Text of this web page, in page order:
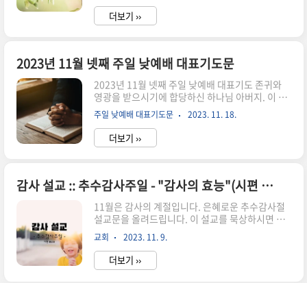
감사합니다. 풀은 마르고 꽃은 떨어지는 세상 속에
서 주님과 시선을 마주하기보다 잠시 있다 사라지
서. 죄로 죽었던 우리를 살리시기 위해 십자가의 고
님의 사랑과 은혜에 감사하지 못하고 배은망덕할
때가 많았음을 회개합니다. 이 시간 은혜의 보좌 앞
으로 더 가까이 나아가는 저희가 되게 하여 주시옵
소서. 다음 세대를 위해 기도합니다. ..
더보기 ››
2023년 11월 넷째 주일 낮예배 대표기도문
2023년 11월 넷째 주일 낮예배 대표기도 존귀와
영광을 받으시기에 합당하신 하나님 아버지. 이 세
상에 참된 평화와 구원을 주시기 위해 다시 오실 예
수님을 소망하고 기다리는 대림절 셋째 주일 예배
로 모이게 하시고 또한 성서 주일로 지키게 하시니
감사합니다. 이 시간 우리가 하나님의 말씀을 받은
주시옵소서. 하나님 아버지. 지난 한 주간 동안도
저희들을 한없는 사랑과 은혜로 인도하시고 보호하
여 주셨음에 감사합니다. 그럼에도 육신의 정욕과
안목의 정욕과 이생의 자랑에 마음을 빼앗겨 부지
불식간에 저지른 불순종과 죄와 허물을 고백하며
회개하고 용서를 구합니다. 십자가의 보열로 깨끗
하게 씻어주시고, 하나님의 긍휼하심..
주일 낮예배 대표기도문 2023. 11. 18.
더보기 ››
감사 설교 :: 추수감사주일 - "감사의 효능"(시편 50:23)
11월은 감사의 계절입니다. 은혜로운 추수감사절
설교문을 올려드립니다. 이 설교를 묵상하시면 감
사가 절로 나오고, 어느 상황에서나 하나님 앞에 감
사할 수 있는 사람이 됩니다. 말씀을 통하여 감사가
넘치는 인생이 되시길 축복합니다! 감사의 효능 (시
편 50:23) 오늘은 추수감사절로 하나님께 영광을
교회 2023. 11. 9.
더보기 ››